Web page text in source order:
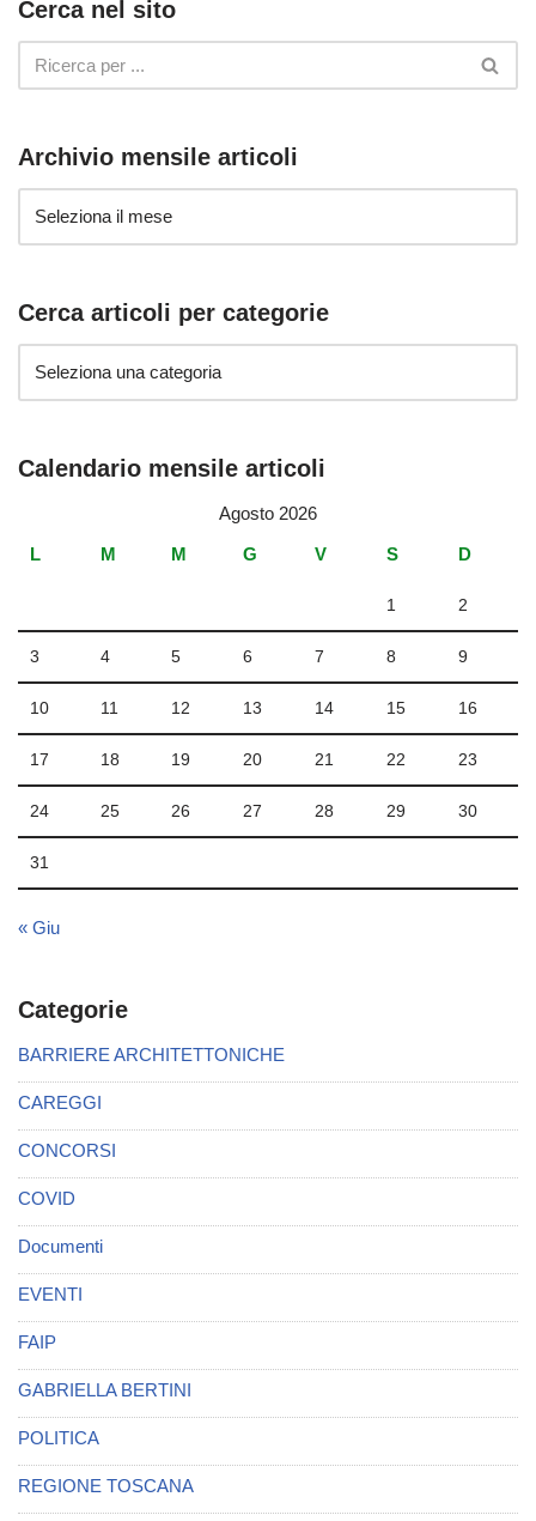
Cerca nel sito
Archivio mensile articoli
Cerca articoli per categorie
Calendario mensile articoli
Agosto 2026
L
M M G V S D
1 2
3 4 5 6 7 8 9
10 11 12 13 14 15 16
17 18 19 20 21 22 23
24 25 26 27 28 29 30
31
« Giu
Categorie
BARRIERE ARCHITETTONICHE
CAREGGI
CONCORSI
COVID
Documenti
EVENTI
FAIP
GABRIELLA BERTINI
POLITICA
REGIONE TOSCANA